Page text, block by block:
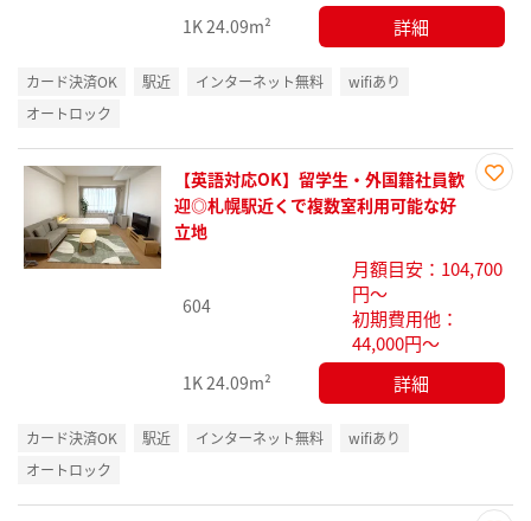
1K24.09m² 詳細
カード決済OK 駅近 インターネット無料
wifiあり
オートロック
録
【英語対応OK】留学生・外国籍社員歓
迎◎札幌駅近くで複数室利用可能な好
立地
604
月額目安：104,700
円～
初期費用他：
44,000円～
1K24.09m² 詳細
カード決済OK 駅近 インターネット無料
wifiあり
オートロック